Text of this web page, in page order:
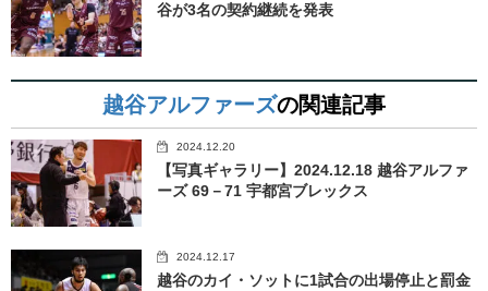
谷が3名の契約継続を発表
越谷アルファーズの関連記事
2024.12.20
【写真ギャラリー】2024.12.18 越谷アルファ
ーズ 69－71 宇都宮ブレックス
2024.12.17
越谷のカイ・ソットに1試合の出場停止と罰金